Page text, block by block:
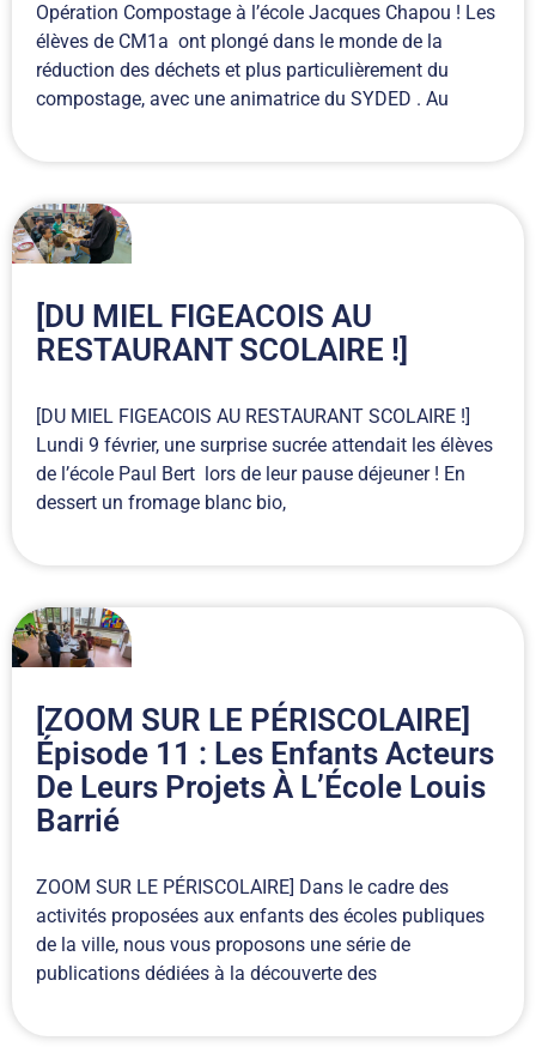
Opération Compostage à l’école Jacques Chapou ! Les
élèves de CM1a ont plongé dans le monde de la
réduction des déchets et plus particulièrement du
compostage, avec une animatrice du SYDED . Au
[DU MIEL FIGEACOIS AU
RESTAURANT SCOLAIRE !]
[DU MIEL FIGEACOIS AU RESTAURANT SCOLAIRE !]
Lundi 9 février, une surprise sucrée attendait les élèves
de l’école Paul Bert lors de leur pause déjeuner ! En
dessert un fromage blanc bio,
[ZOOM SUR LE PÉRISCOLAIRE]
Épisode 11 : Les Enfants Acteurs
De Leurs Projets À L’École Louis
Barrié
ZOOM SUR LE PÉRISCOLAIRE] Dans le cadre des
activités proposées aux enfants des écoles publiques
de la ville, nous vous proposons une série de
publications dédiées à la découverte des